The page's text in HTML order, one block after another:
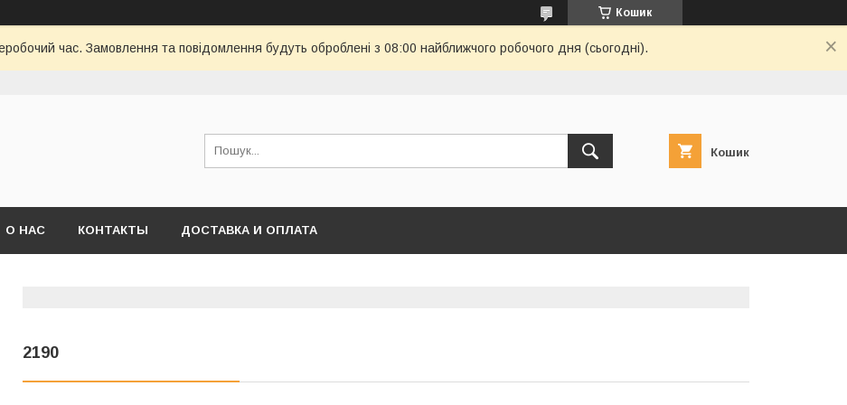
Кошик
час. Замовлення та повідомлення будуть оброблені з 08:00 найближчого робочого дня (сьогодні).
Кошик
О НАС КОНТАКТЫ ДОСТАВКА И ОПЛАТА
2190